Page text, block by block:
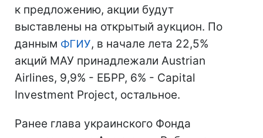
к предложению, акции будут
выставлены на открытый аукцион. По
данным ФГИУ, в начале лета 22,5%
акций МАУ принадлежали Austrian
Airlines, 9,9% - ЕБРР, 6% - Capital
Investment Project, остальное.
Ранее глава украинского Фонда